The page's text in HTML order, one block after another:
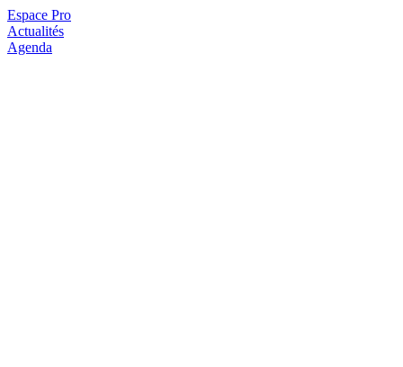
Espace Pro
Actualités
Agenda